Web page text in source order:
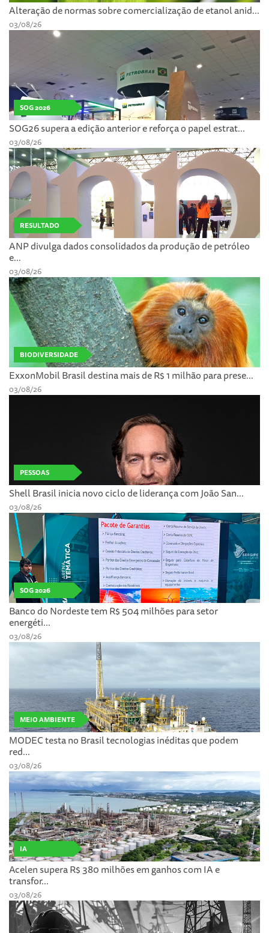
Alteração de normas sobre comercialização de etanol anid...
03/08/26
SOG 2026
SOG26 supera a edição anterior e reforça o papel estrat...
03/08/26
RESULTADO
ANP divulga dados consolidados da produção de petróleo
e...
03/08/26
BIODIVERSIDADE
ExxonMobil Brasil destina mais de R$ 1 milhão para prese...
03/08/26
PESSOAS
Shell Brasil inicia novo ciclo de liderança com João San...
03/08/26
SOG 2026
Banco do Nordeste tem R$ 504 milhões para setor
energéti...
03/08/26
MEIO AMBIENTE
MODEC testa no Brasil tecnologias inéditas que podem
red...
03/08/26
IA
Acelen supera R$ 380 milhões em ganhos com IA e
transfor...
03/08/26